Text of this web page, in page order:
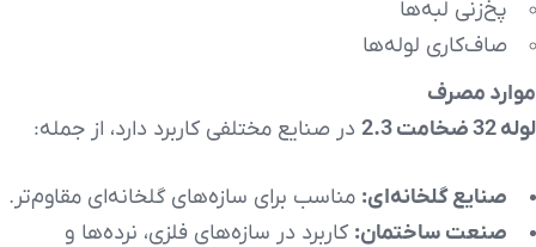
پخ‌زنی لبه‌ها
صاف‌کاری لوله‌ها
موارد مصرف
لوله 32 ضخامت 2.3
در صنایع مختلفی کاربرد دارد، از جمله:
صنایع گلخانه‌ای: مناسب برای سازه‌های گلخانه‌ای مقاوم‌تر.
صنعت ساختمان: کاربرد در سازه‌های فلزی، نرده‌ها و